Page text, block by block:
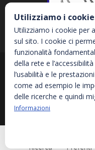
Abbona e Daniele S.r.l. -
Privacy Policy
Ricerca Preferiti
Utilizziamo i
Utilizziamo i cookie per
sul sito. I cookie ci
funzionalità
della rete e
l’usabilità e le
come ad esempio le
delle ricerche e quindi
Informazioni